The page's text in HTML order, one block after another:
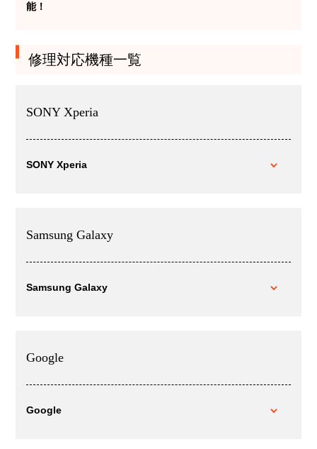
能！
修理対応機種一覧
SONY Xperia
SONY Xperia
Samsung Galaxy
Samsung Galaxy
Google
Google